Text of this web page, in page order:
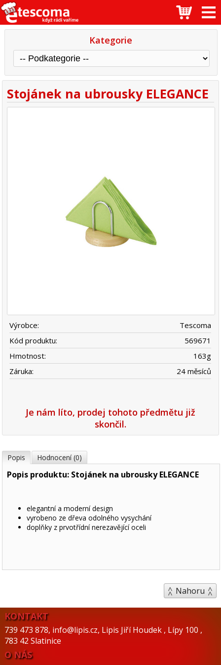
Kategorie
Stojánek na ubrousky ELEGANCE
Výrobce:
Tescoma
Kód produktu:
569671
Hmotnost:
163g
Záruka:
24 měsíců
Je nám líto, prodej tohoto předmětu již
skončil.
Popis Hodnocení (0)
Popis produktu: Stojánek na ubrousky ELEGANCE
elegantní a moderní design
vyrobeno ze dřeva odolného vysychání
doplňky z prvotřídní nerezavějící oceli
Nahoru
KONTAKT
739 473 878, info@lipis.cz, Lipis Jiří Houdek , Lípy 100 ,
783 42 Slatinice
O NÁS